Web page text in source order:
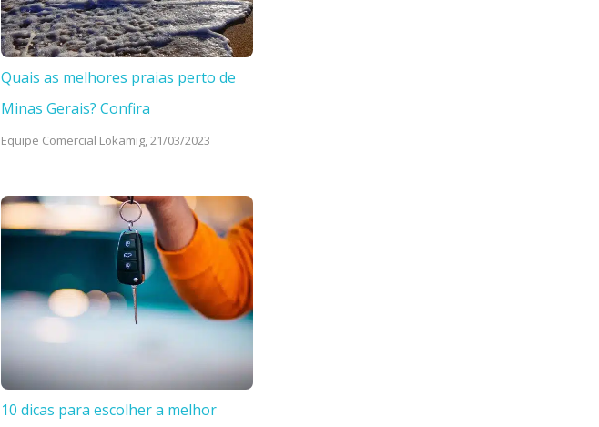
Quais as melhores praias perto de
Minas Gerais? Confira
Equipe Comercial Lokamig,21/03/2023
10 dicas para escolher a melhor